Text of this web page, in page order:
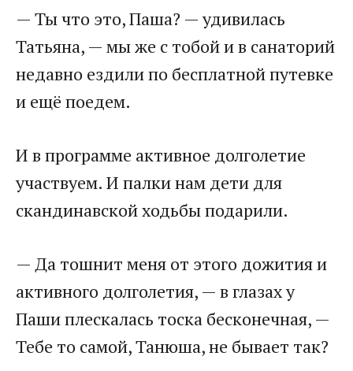
— Ты что это, Паша? — удивилась
Татьяна, — мы же с тобой и в санаторий
недавно ездили по бесплатной путевке
и ещё поедем.
И в программе активное долголетие
участвуем. И палки нам дети для
скандинавской ходьбы подарили.
— Да тошнит меня от этого дожития и
активного долголетия, — в глазах у
Паши плескалась тоска бесконечная, —
Тебе то самой, Танюша, не бывает так?